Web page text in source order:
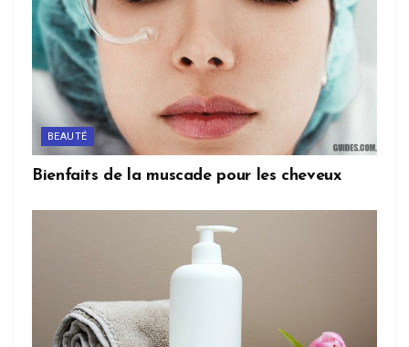
BEAUTÉ
Bienfaits de la muscade pour les cheveux